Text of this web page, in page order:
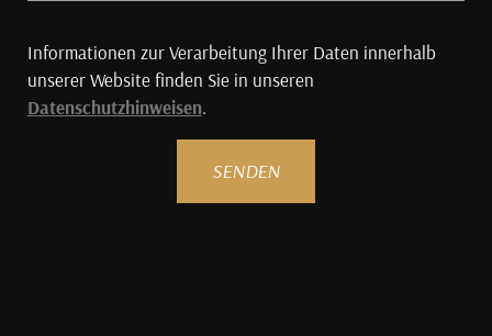
Informationen zur Verarbeitung Ihrer Daten innerhalb
unserer Website finden Sie in unseren
Datenschutzhinweisen.
SENDEN